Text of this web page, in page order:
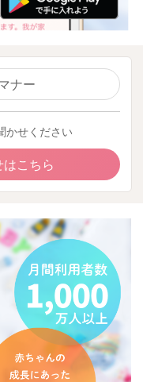
ナー
かせください
はこちら